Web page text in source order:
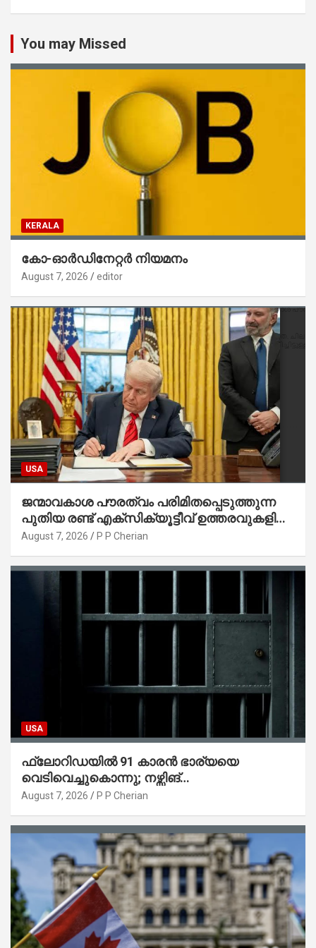
You may Missed
KERALA
കോ-ഓർഡിനേറ്റർ നിയമനം
August 7, 2026 editor
USA
ജന്മാവകാശ പൗരത്വം പരിമിതപ്പെടുത്തുന്ന
പുതിയ രണ്ട് എക്സിക്യൂട്ടീവ് ഉത്തരവുകളിൽ
ട്രംപ് ഒപ്പുവെച്ചു
August 7, 2026 P P Cherian
USA
ഫ്ലോറിഡയിൽ 91 കാരൻ ഭാര്യയെ
വെടിവെച്ചുകൊന്നു; നഴ്സിങ്
ഹോമിലാക്കില്ലെന്ന് നൽകിയ വാഗ്ദാനം
August 7, 2026 P P Cherian